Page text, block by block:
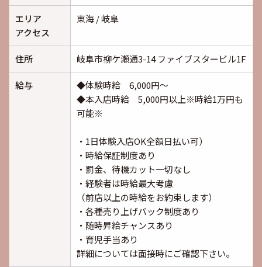
エリア
アクセス
東海 / 岐阜
住所 岐阜市柳ケ瀬通3-14 ファイブスタービル1F
給与
◆体験時給 6,000円～
◆本入店時給 5,000円以上※時給1万円も
可能※
・1日体験入店OK全額日払い可）
・時給保証制度あり
・罰金、待機カット一切なし
・経験者は時給最大考慮
（前店以上の時給をお約束します）
・各種売り上げバック制度あり
・随時昇給チャンスあり
・育児手当あり
詳細については面接時にご確認下さい。